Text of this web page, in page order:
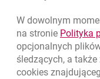
W dowolnym
na stronie Polityka
opcjonalnych
śledzących, a
cookies